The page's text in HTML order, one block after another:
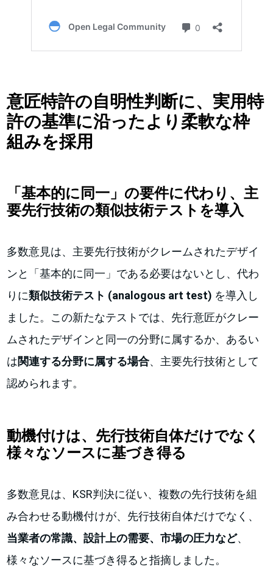
意匠特許の自明性判断に、実用特
許の基準に沿ったより柔軟な枠
組みを採用
「基本的に同一」の要件に代わり、主
要先行技術の類似技術テストを導入
多数意見は、主要先行技術がクレームされたデザイ
ンと「基本的に同一」である必要はないとし、代わ
りに類似技術テスト (analogous art test) を導入し
ました。この新たなテストでは、先行意匠がクレー
ムされたデザインと同一の分野に属するか、あるい
は関連する分野に属する場合、主要先行技術として
認められます。
動機付けは、先行技術自体だけでなく
様々なソースに基づき得る
多数意見は、KSR判決に従い、複数の先行技術を組
み合わせる動機付けが、先行技術自体だけでなく、
当業者の常識、設計上の需要、市場の圧力など、
様々なソースに基づき得ると指摘しました。